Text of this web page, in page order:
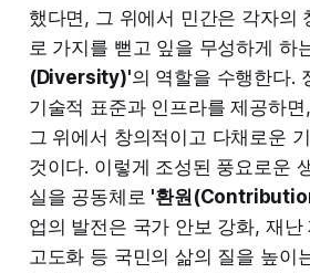
했다면, 그 위에서 민간은 각자의
로 가지를 뻗고 잎을 무성하게 하
(Diversity)'의 역할을 수행한다.
기술적 표준과 인프라를 제공하
그 위에서 창의적이고 다채로운
것이다. 이렇게 조성된 풍요로운
실을 공동체로 '환원
업의 발전은 국가 안보 강화, 재
고도화 등 국민의 삶의 질을 높이